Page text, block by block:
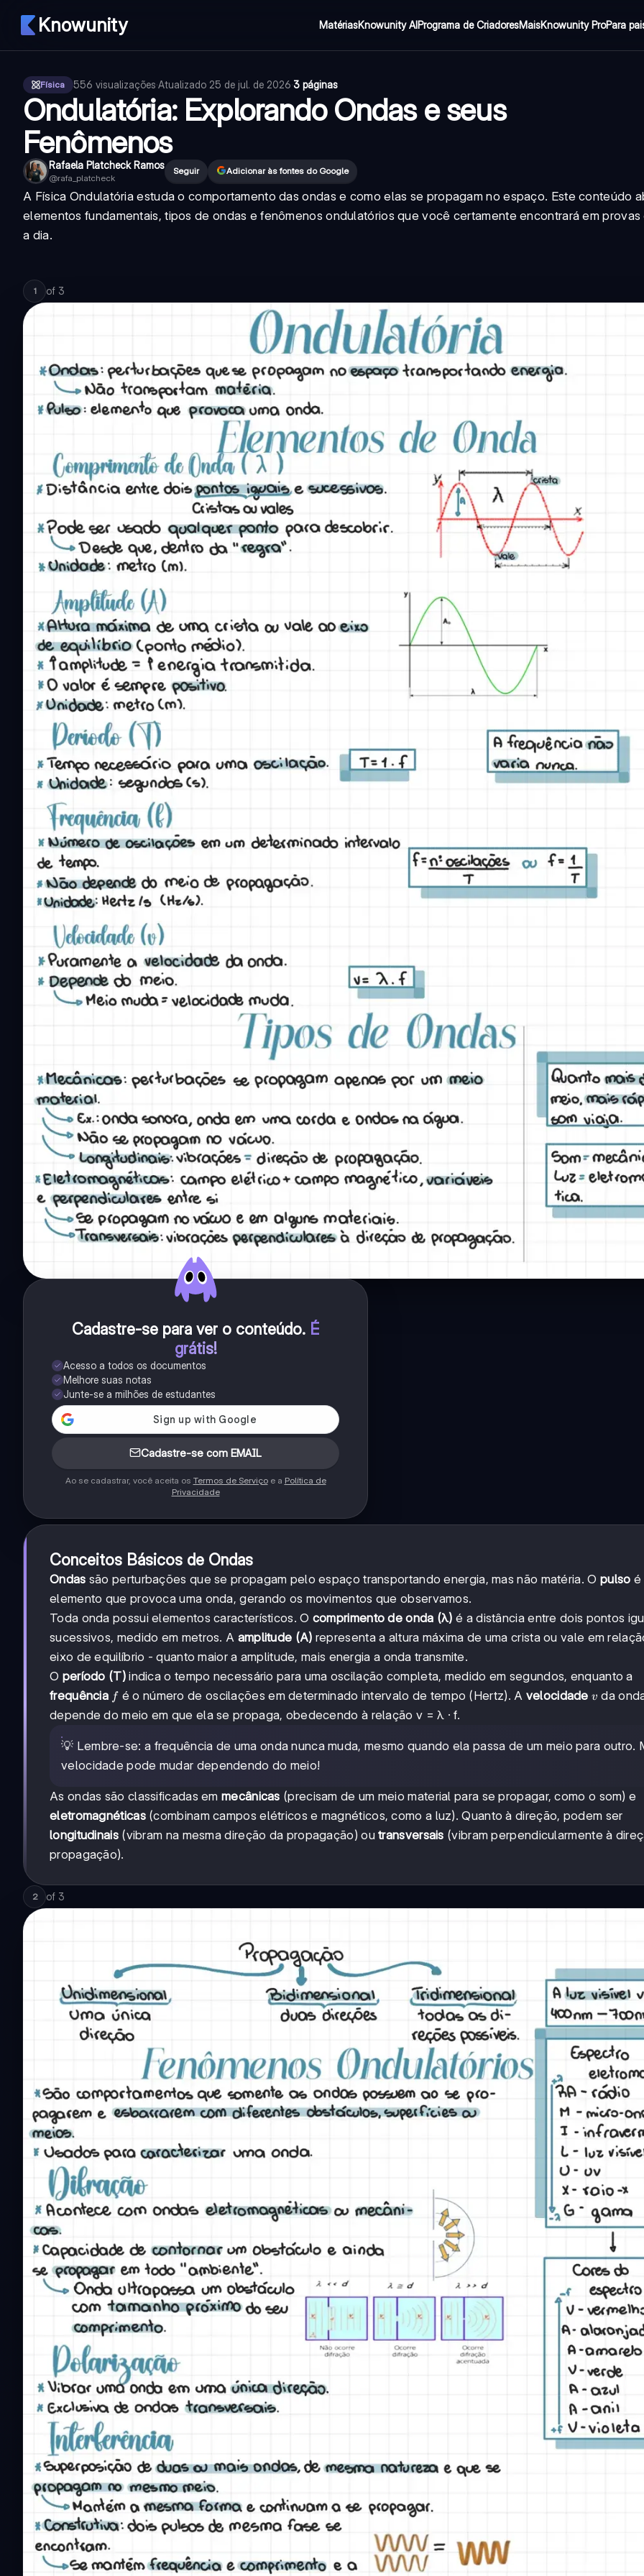
Knowunity MatériasKnowunity AIPrograma de CriadoresMaisKnowunity ProPara
Física 556 visualizações·Atualizado 25 de jul. de 2026·3 páginas
Ondulatória: Explorando Ondas e seus
Fenômenos
Rafaela Platcheck Ramos
@rafa_platcheck
Seguir Adicionar às fontes do Google
A Física Ondulatória estuda o comportamento das ondas e como elas se propagam no espaço. Este conteúdo
elementos fundamentais, tipos de ondas e fenômenos ondulatórios que você certamente encontrará em provas
a dia.
1 of 3
Cadastre-se para ver o conteúdo. É
grátis!
Acesso a todos os documentos
Melhore suas notas
Junte-se a milhões de estudantes
Cadastre-se com EMAIL
Ao se cadastrar, você aceita os Termos de Serviçoe a Política de
Privacidade
Conceitos Básicos de Ondas
Ondas são perturbações que se propagam pelo espaço transportando energia, mas não matéria. O pulso é
elemento que provoca uma onda, gerando os movimentos que observamos.
Toda onda possui elementos característicos. O comprimento de onda (λ) é a distância entre dois pontos
sucessivos, medido em metros. A amplitude (A) representa a altura máxima de uma crista ou vale em
eixo de equilíbrio - quanto maior a amplitude, mais energia a onda transmite.
O período (T)indica o tempo necessário para uma oscilação completa, medido em segundos, enquanto a
frequência ff é o número de oscilações em determinado intervalo de tempo (Hertz). A velocidadev
v da
depende do meio em que ela se propaga, obedecendo à relação v = λ · f.
💡 Lembre-se: a frequência de uma onda nunca muda, mesmo quando ela passa de um meio para outro.
velocidade pode mudar dependendo do meio!
As ondas são classificadas em mecânicas (precisam de um meio material para se propagar, como o som) e
eletromagnéticas(combinam campos elétricos e magnéticos, como a luz). Quanto à direção, podem ser
longitudinais(vibram na mesma direção da propagação) outransversais (vibram perpendicularmente à
propagação).
2 of 3